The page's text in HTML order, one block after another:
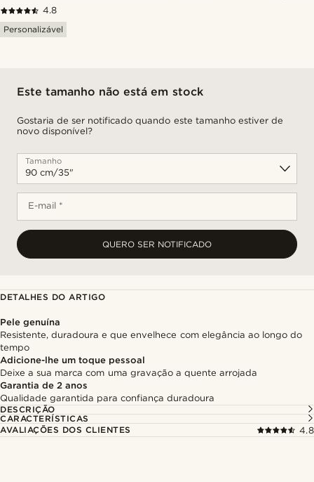
4.8
Personalizável
Este tamanho não está em stock
Gostaria de ser notificado quando este tamanho estiver de
novo disponível?
Tamanho
E-mail *
QUERO SER NOTIFICADO
DETALHES DO ARTIGO
Pele genuína
Resistente, duradoura e que envelhece com elegância ao longo do
tempo
Adicione-lhe um toque pessoal
Deixe a sua marca com uma gravação a quente arrojada
Garantia de 2 anos
Qualidade garantida para confiança duradoura
DESCRIÇÃO
CARACTERÍSTICAS
AVALIAÇÕES DOS CLIENTES
4.8